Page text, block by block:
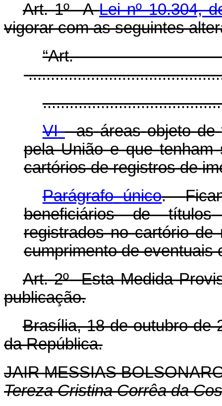
Art. 1º ALei nº 10.304,
vigorar com as seguintes
VI - as áreas objeto de
pela União e que tenham
cartórios de registros de
Parágrafo único.
beneficiáriosdetítulos
registrados no cartório
cumprimento de eventuais
Art. 2º Esta Medida
publicação.
Brasília, 18 de outubro de
da República.
JAIR MESSIAS
Tereza Cristina Corrêa da